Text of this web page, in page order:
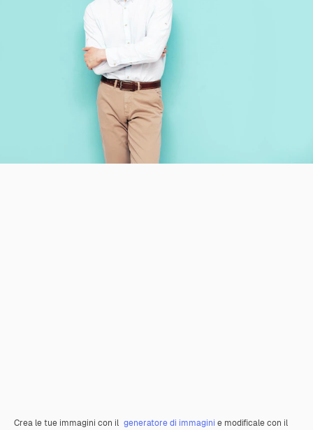
Crea le tue immagini con il generatore di immagini e modificale con il